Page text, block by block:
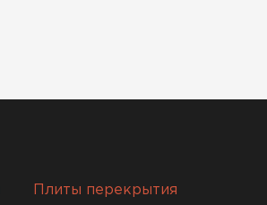
Плиты перекрытия